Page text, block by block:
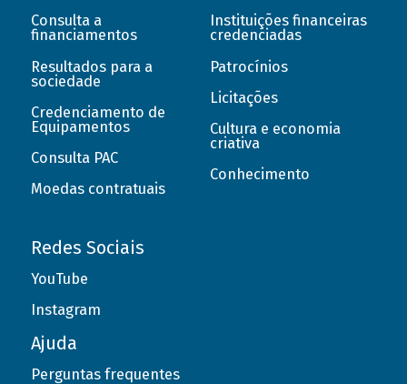
Consulta a
financiamentos
Resultados para a
sociedade
Credenciamento de
Equipamentos
Consulta PAC
Moedas contratuais
Instituições financeiras
credenciadas
Patrocínios
Licitações
Cultura e economia
criativa
Conhecimento
Redes Sociais
YouTube
Instagram
Ajuda
Perguntas frequentes